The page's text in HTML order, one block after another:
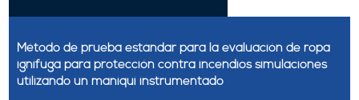
Método de prueba estándar para la evaluación de ropa
ignífuga para protección contra incendios simulaciones
utilizando un maniquí instrumentado